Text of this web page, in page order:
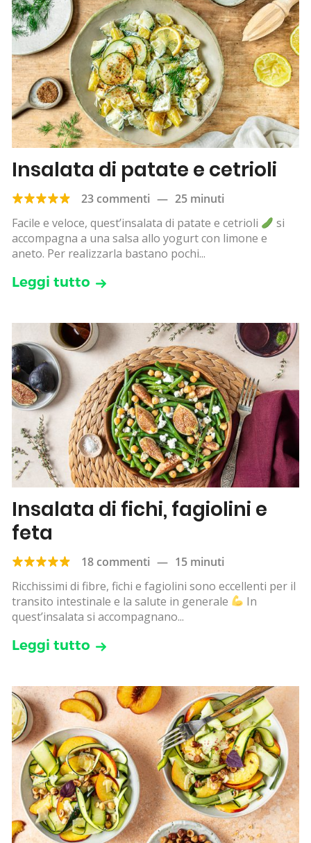
Insalata di patate e cetrioli
23 commenti — 25 minuti
Facile e veloce, quest’insalata di patate e cetrioli
si
accompagna a una salsa allo yogurt con limone e
aneto. Per realizzarla bastano pochi...
Leggi tutto
Insalata di fichi, fagiolini e
feta
18 commenti — 15 minuti
Ricchissimi di fibre, fichi e fagiolini sono eccellenti per il
transito intestinale e la salute in generale
In
quest’insalata si accompagnano...
Leggi tutto